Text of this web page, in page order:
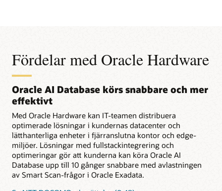
Fördelar med Oracle Hardware
Oracle AI Database körs snabbare och mer
effektivt
Med Oracle Hardware kan IT-teamen distribuera
optimerade lösningar i kundernas datacenter och
lätthanterliga enheter i fjärranslutna kontor och edge-
miljöer. Lösningar med fullstackintegrering och
optimeringar gör att kunderna kan köra Oracle AI
Database upp till 10 gånger snabbare med avlastningen
av Smart Scan-frågor i Oracle Exadata.